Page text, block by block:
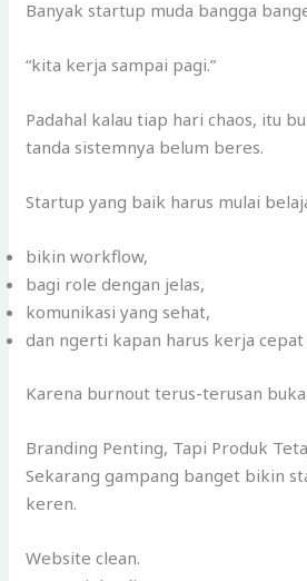
Banyak startup muda bangga
“kita kerja sampai pagi.”
Padahal kalau tiap hari chaos, itu
tanda sistemnya belum beres.
Startup yang baik harus mulai
bikin workflow,
bagi role dengan jelas,
komunikasi yang sehat,
dan ngerti kapan harus kerja
Karena burnout terus-terusan
Branding Penting, Tapi Produk
Sekarang gampang banget bikin
keren.
Website clean.